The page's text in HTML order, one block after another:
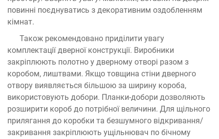
повинні поєднуватись з декоративним оздобленням
кімнат.
Також рекомендовано приділити увагу
комплектації дверної конструкції. Виробники
закріплюють полотно у дверному отворі разом з
коробом, лиштвами. Якщо товщина стіни дверного
отвору виявляється більшою за ширину короба,
використовують добори. Планки-добори дозволяють
розширити короб до потрібної величини. Для щільного
прилягання до коробки та безшумного відкривання/
закривання закріплюють ущільнювач по бічному